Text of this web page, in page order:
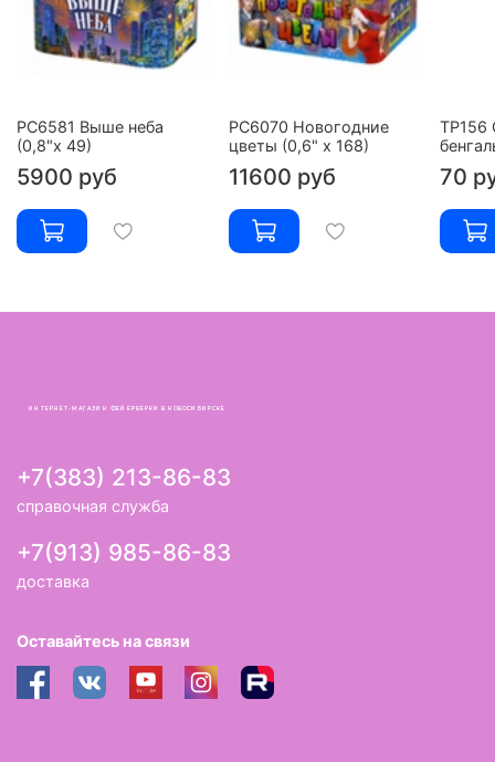
РС6581 Выше неба
(0,8"х 49)
5900 руб
РС6070 Новогодние
цветы (0,6" х 168)
11600 руб
ТР156
70
ИНТЕРНЕТ-МАГАЗИН ФЕЙЕРВЕРКИ В НОВОСИБИРСКЕ
+7(383) 213-86-83
справочная служба
+7(913) 985-86-83
доставка
Оставайтесь на связи